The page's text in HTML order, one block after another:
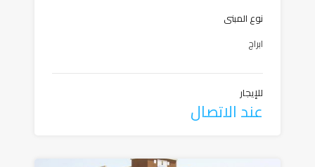
نوع المبنى
ابراج
للإيجار
عند الاتصال